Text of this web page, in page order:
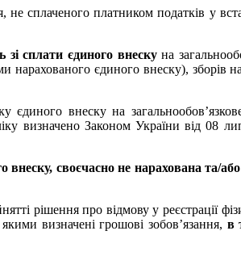
не сплаченого платником податків у
сплати єдиного внескуна
єдиного внеску), зборів
єдиного внеску на
визначено Законом України від 08
внеску, своєчасно не нарахована та/
рішення про відмову у реєстрації
визначені грошові зобов’язання, в